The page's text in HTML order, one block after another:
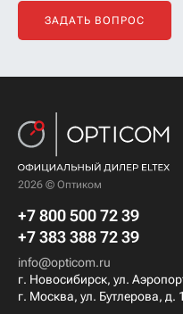
ЗАДАТЬ ВОПРОС
2026 © Оптиком
+7 800 500 72 39
+7 383 388 72 39
info@opticom.ru
г. Новосибирск, ул.
г. Москва, ул. Бутлерова,